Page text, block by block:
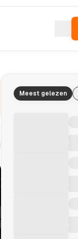
Meest gelezen